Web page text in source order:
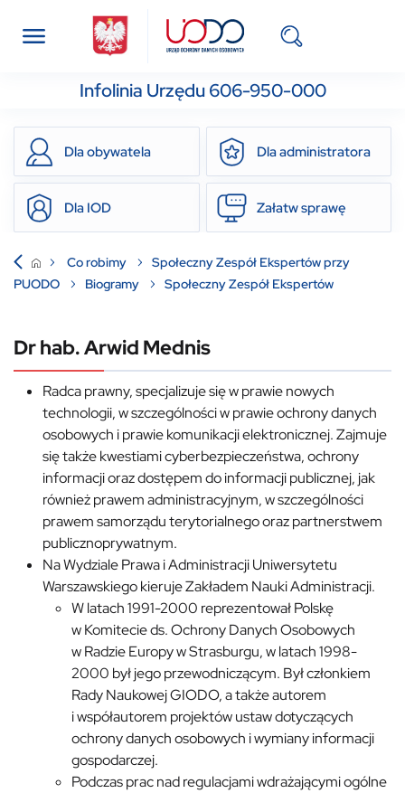
Infolinia Urzędu 606-950-000
Dla obywatela Dla administratora
Dla IOD Załatw sprawę
Co robimy
Społeczny Zespół Ekspertów przy
PUODO
Biogramy Społeczny Zespół Ekspertów
Dr hab. Arwid Mednis
Radca prawny, specjalizuje się w prawie nowych
technologii, w szczególności w prawie ochrony danych
osobowych i prawie komunikacji elektronicznej. Zajmuje
się także kwestiami cyberbezpieczeństwa, ochrony
informacji oraz dostępem do informacji publicznej, jak
również prawem administracyjnym, w szczególności
prawem samorządu terytorialnego oraz partnerstwem
publicznoprywatnym.
Na Wydziale Prawa i Administracji Uniwersytetu
Warszawskiego kieruje Zakładem Nauki Administracji.
W latach 1991-2000 reprezentował Polskę
w Komitecie ds. Ochrony Danych Osobowych
w Radzie Europy w Strasburgu, w latach 1998-
2000 był jego przewodniczącym. Był członkiem
Rady Naukowej GIODO, a także autorem
i współautorem projektów ustaw dotyczących
ochrony danych osobowych i wymiany informacji
gospodarczej.
Podczas prac nad regulacjami wdrażającymi ogólne